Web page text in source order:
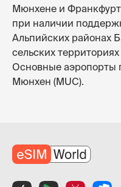
Мюнхене и
при наличии
Альпийских районах
сельских
Основные аэропорты
Мюнхен (MUC).